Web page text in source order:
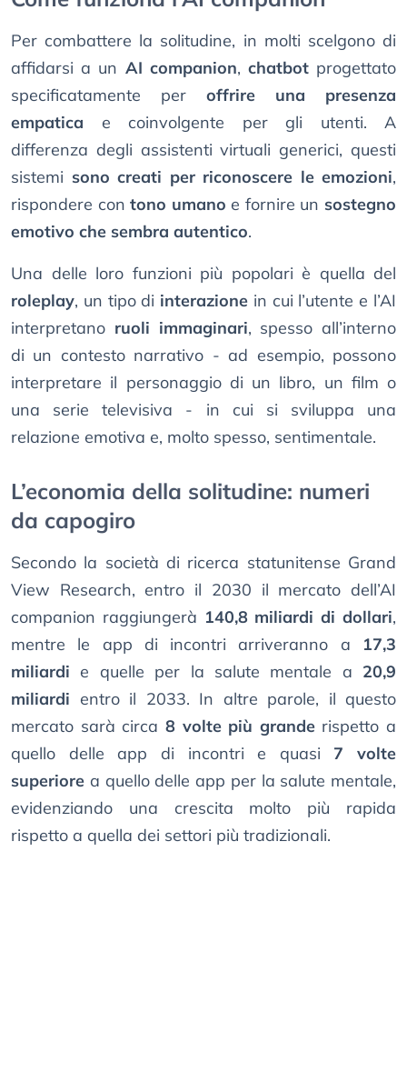
Per combattere la solitudine, in molti scelgono di
affidarsi a un AI companion, chatbotprogettato
specificatamente per offrire una presenza
empatica e coinvolgente per gli utenti. A
differenza degli assistenti virtuali generici, questi
sistemi sono creati per riconoscere le emozioni,
rispondere contono umano e fornire un sostegno
emotivo che sembra autentico.
Una delle loro funzioni più popolari è quella del
roleplay, un tipo di interazione in cui l’utente e l’AI
interpretano ruoli immaginari, spesso all’interno
di un contesto narrativo - ad esempio, possono
interpretare il personaggio di un libro, un film o
una serie televisiva - in cui si sviluppa una
relazione emotiva e, molto spesso, sentimentale.
L’economia della solitudine: numeri
da capogiro
Secondo la società di ricerca statunitense Grand
View Research, entro il 2030 il mercato dell’AI
companion raggiungerà 140,8 miliardi di dollari,
mentre le app di incontri arriveranno a 17,3
miliardi e quelle per la salute mentale a 20,9
miliardi entro il 2033. In altre parole, il questo
mercato sarà circa 8 volte più granderispetto a
quello delle app di incontri e quasi 7 volte
superiore a quello delle app per la salute mentale,
evidenziando una crescita molto più rapida
rispetto a quella dei settori più tradizionali.